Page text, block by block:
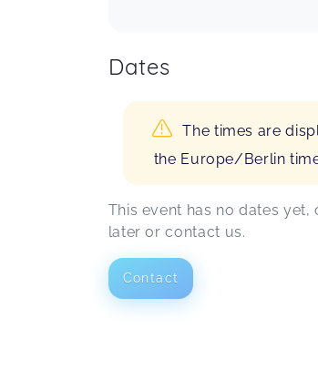
Dates
The times are
the Europe/Berlin
This event has no dates yet,
later or contact us.
Contact